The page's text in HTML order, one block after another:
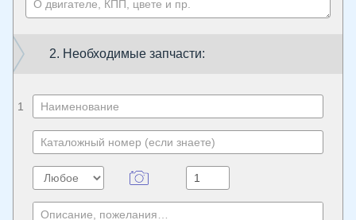
2. Необходимые запчасти:
1